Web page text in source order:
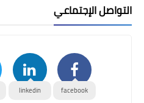
التواصل الإجتماعي
facebook
linkedin